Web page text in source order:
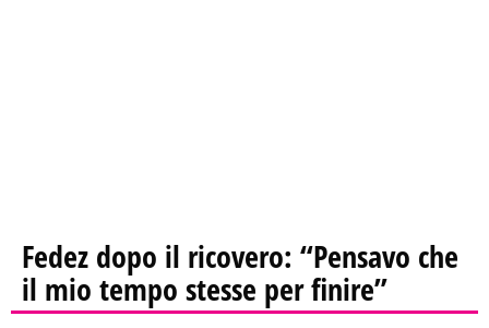
Fedez dopo il ricovero: “Pensavo che
il mio tempo stesse per finire”